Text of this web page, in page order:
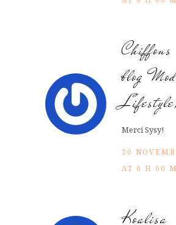
Chiffons
blog
Merci Sysy!
30
AT 0 H 00
Koalisa